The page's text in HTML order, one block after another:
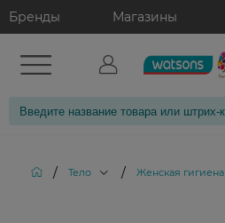
Бренды Магазины
/ Тело / Женская гигиена